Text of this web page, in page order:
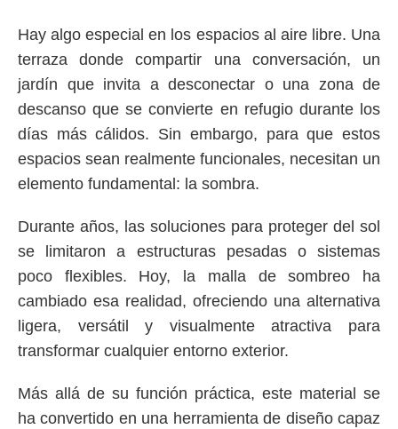
Hay algo especial en los espacios al aire libre. Una
terraza donde compartir una conversación, un
jardín que invita a desconectar o una zona de
descanso que se convierte en refugio durante los
días más cálidos. Sin embargo, para que estos
espacios sean realmente funcionales, necesitan un
elemento fundamental: la sombra.
Durante años, las soluciones para proteger del sol
se limitaron a estructuras pesadas o sistemas
poco flexibles. Hoy, la malla de sombreo ha
cambiado esa realidad, ofreciendo una alternativa
ligera, versátil y visualmente atractiva para
transformar cualquier entorno exterior.
Más allá de su función práctica, este material se
ha convertido en una herramienta de diseño capaz